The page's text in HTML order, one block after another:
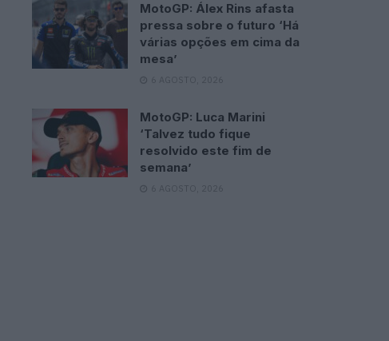
MotoGP: Álex Rins afasta
pressa sobre o futuro ‘Há
várias opções em cima da
mesa’
6 AGOSTO, 2026
MotoGP: Luca Marini
‘Talvez tudo fique
resolvido este fim de
semana’
6 AGOSTO, 2026